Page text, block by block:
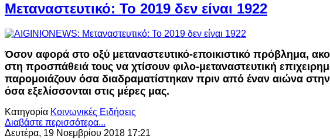
Μεταναστευτικό: Το 2019 δεν είναι 1922
Όσον αφορά στο οξύ μεταναστευτικό-εποικιστικό πρόβλημα,
στη προσπάθειά τους να χτίσουν φιλο-μεταναστευτική
παρομοιάζουν όσα διαδραματίστηκαν πριν από έναν αιώνα
όσα εξελίσσονται στις μέρες μας.
Κατηγορία Κοινωνικές Ειδήσεις
Διαβάστε περισσότερα...
Δευτέρα, 19 Νοεμβρίου 2018 17:21